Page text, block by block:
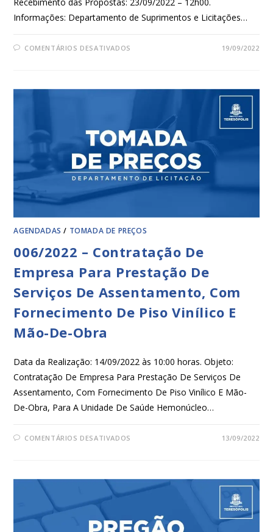
Informações: Departamento de Suprimentos e Licitações…
COMENTÁRIOS DESATIVADOS 19/09/2022
AGENDADAS / TOMADA DE PREÇOS
006/2022 – Contratação De
Empresa Para Prestação De
Serviços De Assentamento, Com
Fornecimento De Piso Vinílico E
Mão-De-Obra
Data da Realização: 14/09/2022 às 10:00 horas. Objeto:
Contratação De Empresa Para Prestação De Serviços De
Assentamento, Com Fornecimento De Piso Vinílico E Mão-
De-Obra, Para A Unidade De Saúde Hemonúcleo…
COMENTÁRIOS DESATIVADOS 13/09/2022